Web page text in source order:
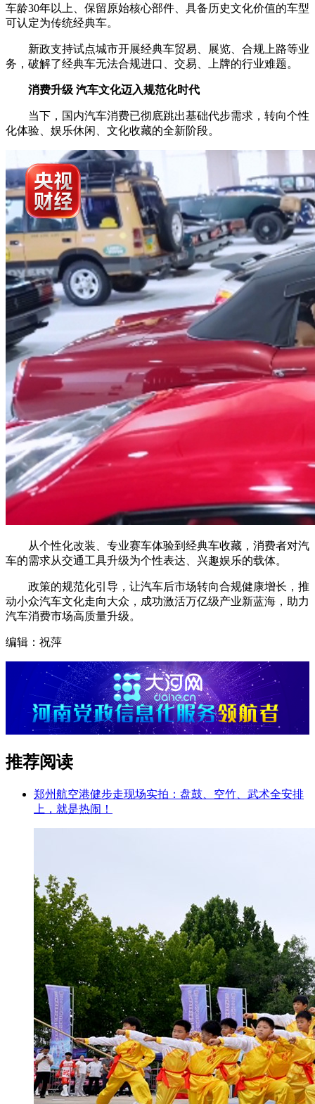
车龄30年以上、保留原始核心部件、具备历史文化价值的车型
可认定为传统经典车。
新政支持试点城市开展经典车贸易、展览、合规上路等业
务，破解了经典车无法合规进口、交易、上牌的行业难题。
消费升级 汽车文化迈入规范化时代
当下，国内汽车消费已彻底跳出基础代步需求，转向个性
化体验、娱乐休闲、文化收藏的全新阶段。
从个性化改装、专业赛车体验到经典车收藏，消费者对汽
车的需求从交通工具升级为个性表达、兴趣娱乐的载体。
政策的规范化引导，让汽车后市场转向合规健康增长，推
动小众汽车文化走向大众，成功激活万亿级产业新蓝海，助力
汽车消费市场高质量升级。
编辑：祝萍
推荐阅读
郑州航空港健步走现场实拍：盘鼓、空竹、武术全安排
上，就是热闹！